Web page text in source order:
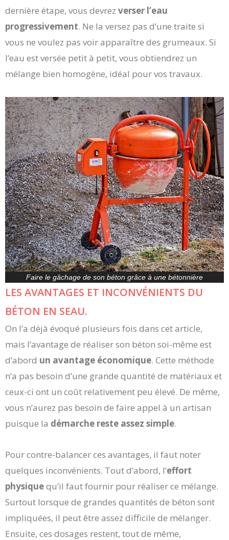
dernière étape, vous devrez verser l’eau
progressivement. Ne la versez pas d’une traite si
vous ne voulez pas voir apparaître des grumeaux. Si
l’eau est versée petit à petit, vous obtiendrez un
mélange bien homogène, idéal pour vos travaux.
Faire le gâchage de son béton grâce à une bétonnière
LES AVANTAGES ET INCONVÉNIENTS DU
BÉTON EN SEAU.
On l’a déjà évoqué plusieurs fois dans cet article,
mais l’avantage de réaliser son béton soi-même est
d’abord un avantage économique. Cette méthode
n’a pas besoin d’une grande quantité de matériaux et
ceux-ci ont un coût relativement peu élevé. De même,
vous n’aurez pas besoin de faire appel à un artisan
puisque la démarche reste assez simple.
Pour contre-balancer ces avantages, il faut noter
quelques inconvénients. Tout d’abord, l’effort
physiquequ’il faut fournir pour réaliser ce mélange.
Surtout lorsque de grandes quantités de béton sont
impliquées, il peut être assez difficile de mélanger.
Ensuite, ces dosages restent, tout de même,